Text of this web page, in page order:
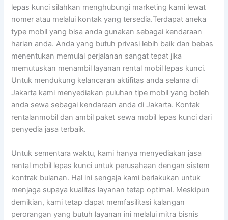
lepas kunci silahkan menghubungi marketing kami lewat
nomer atau melalui kontak yang tersedia.Terdapat aneka
type mobil yang bisa anda gunakan sebagai kendaraan
harian anda. Anda yang butuh privasi lebih baik dan bebas
menentukan memulai perjalanan sangat tepat jika
memutuskan menambil layanan rental mobil lepas kunci.
Untuk mendukung kelancaran aktifitas anda selama di
Jakarta kami menyediakan puluhan tipe mobil yang boleh
anda sewa sebagai kendaraan anda di Jakarta. Kontak
rentalanmobil dan ambil paket sewa mobil lepas kunci dari
penyedia jasa terbaik.
Untuk sementara waktu, kami hanya menyediakan jasa
rental mobil lepas kunci untuk perusahaan dengan sistem
kontrak bulanan. Hal ini sengaja kami berlakukan untuk
menjaga supaya kualitas layanan tetap optimal. Meskipun
demikian, kami tetap dapat memfasilitasi kalangan
perorangan yang butuh layanan ini melalui mitra bisnis